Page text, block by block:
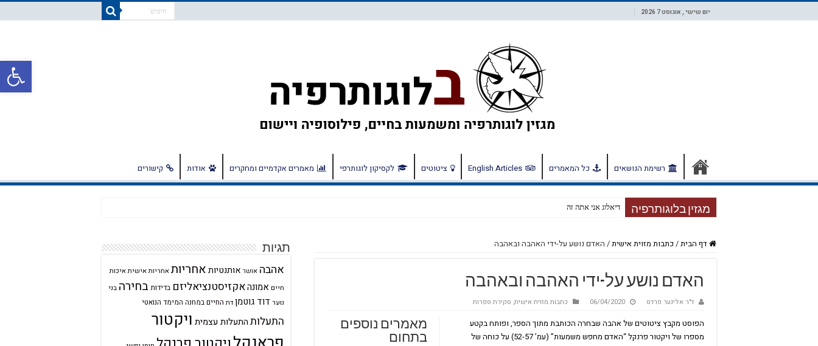
יום שישי , אוגוסט 7 2026
רשימת הנושאים כל המאמרים English Articles ציטוטים לקסיקון לוגותרפי מאמרים אקדמיים ומחקרים אודות קישורים
מגזין בלוגותרפיה דיאלוג אני אתה זה
דף הבית/ כתבות מזוית אישית/ האדם נושע על-ידי האהבה ובאהבה
האדם נושע על-ידי האהבה ובאהבה
ד"ר אלינער פרדס 06/04/2020 כתבות מזוית אישית, סקירת ספרות
מאמרים נוספים
בתחום
הפוסט מקבץ ציטוטים של אהבה שבחרה הכותבת מתוך הספר, ופותח בקטע
מספרו של ויקטור פרנקל “האדם מחפש משמעות” (עמ’ 52-57) על כוחה של
תגיות
אהבה אושר אותנטיותאחריותאחריות אישיתאיכות
חיים אמונהאקזיסטנציאליזם בדידותבחירה בני
נוער דוד גוטמן דת החיים במחנה המימד הנואטי
התעלותהתעלות עצמית ויקטור